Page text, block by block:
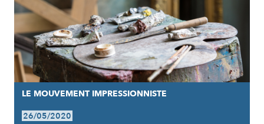
LE MOUVEMENT IMPRESSIONNISTE
26/05/2020